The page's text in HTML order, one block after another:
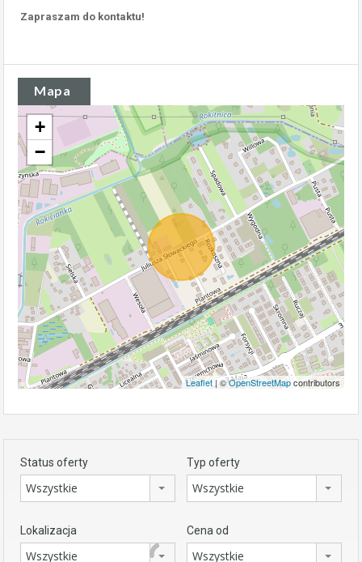
Zapraszam do kontaktu!
Mapa
+
−
Leaflet| ©OpenStreetMapcontributors
Status oferty
Wszystkie
Typ oferty
Wszystkie
Lokalizacja
Wszystkie
Cena od
Wszystkie